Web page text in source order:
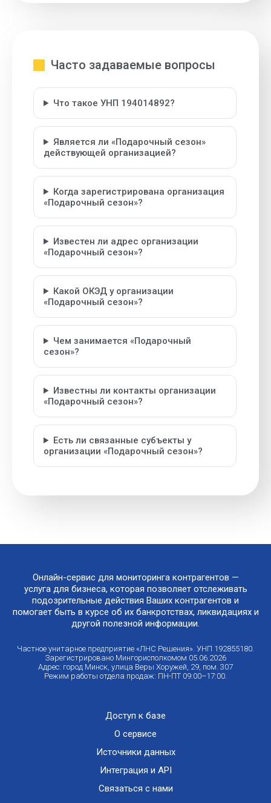
Часто задаваемые вопросы
Что такое УНП 194014892?
Является ли «Подарочный сезон»
действующей организацией?
Когда зарегистрирована организация
«Подарочный сезон»?
Известен ли адрес организации
«Подарочный сезон»?
Какой ОКЭД у организации
«Подарочный сезон»?
Чем занимается «Подарочный
сезон»?
Известны ли контакты организации
«Подарочный сезон»?
Есть ли связанные субъекты у
организации «Подарочный сезон»?
Онлайн-сервис для мониторинга контрагентов —
услуга для бизнеса, которая позволяет отслеживать
подозрительные действия Ваших контрагентов и
помогает быть в курсе об их банкротствах, ликвидациях и
другой полезной информации.
Частное унитарное предприятие «ЛНС Решения». УНП 192855180.
Зарегистрировано Мингорисполкомом 05.06.2026
Адрес: город Минск, улица Веры Хоружей, 29, пом. 307
Режим работы отдела продаж: ПН-ПТ 09:00–17:00.
Доступ к базе
О сервисе
Источники данных
Интеграция и API
Связаться с нами